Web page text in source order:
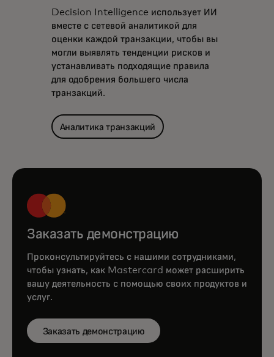
Decision Intelligence использует ИИ
вместе с сетевой аналитикой для
оценки каждой транзакции, чтобы вы
могли выявлять тенденции рисков и
устанавливать подходящие правила
для одобрения большего числа
транзакций.
Аналитика транзакций
Заказать демонстрацию
Проконсультируйтесь с нашими сотрудниками,
чтобы узнать, как Mastercard может расширить
вашу деятельность с помощью своих продуктов и
услуг.
Заказать демонстрацию